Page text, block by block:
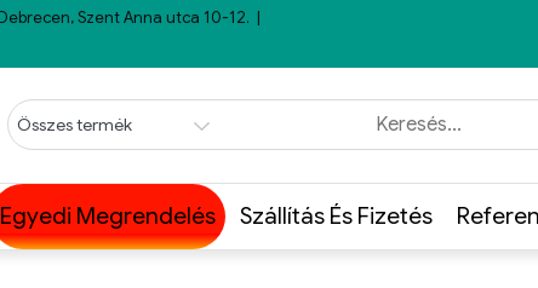
Szent Anna utca 10-12.
Egyedi Megrendelés Szállítás És Fizetés